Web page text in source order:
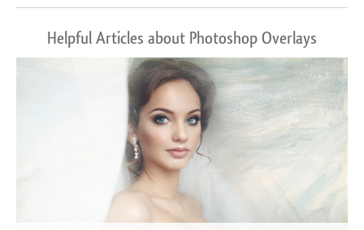
Helpful Articles about Photoshop Overlays